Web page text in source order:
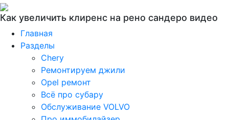
Как увеличить клиренс на рено сандеро видео
Главная
Разделы
Chery
Ремонтируем джили
Opel ремонт
Всё про субару
Обслуживание VOLVO